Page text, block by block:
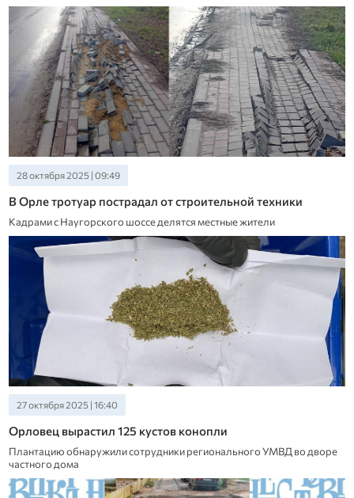
28 октября 2025 | 09:49
В Орле тротуар пострадал от строительной техники
Кадрами с Наугорского шоссе делятся местные жители
27 октября 2025 | 16:40
Орловец вырастил 125 кустов конопли
Плантацию обнаружили сотрудники регионального УМВД во дворе
частного дома